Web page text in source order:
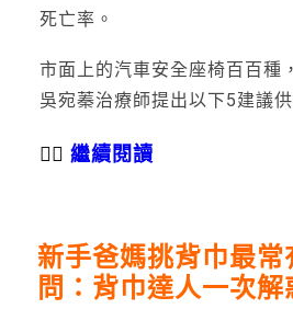
死亡率。
市面上的汽車安全座椅百百種
吳宛蓁治療師提出以下5建議
👉🏻 繼續閱讀
新手爸媽挑背巾最
問：背巾達人一次解